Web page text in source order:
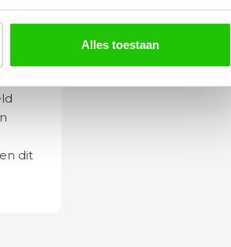
Alles toestaan
dit